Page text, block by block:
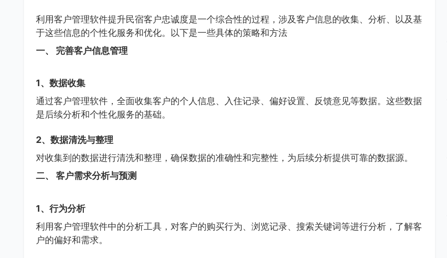
利用客户管理软件提升民宿客户忠诚度是一个综合性的过程，涉及客户信息的收集、分析、以及基
于这些信息的个性化服务和优化。以下是一些具体的策略和方法
一、 完善客户信息管理
1、数据收集
通过客户管理软件，全面收集客户的个人信息、入住记录、偏好设置、反馈意见等数据。这些数据
是后续分析和个性化服务的基础。
2、数据清洗与整理
对收集到的数据进行清洗和整理，确保数据的准确性和完整性，为后续分析提供可靠的数据源。
二、 客户需求分析与预测
1、行为分析
利用客户管理软件中的分析工具，对客户的购买行为、浏览记录、搜索关键词等进行分析，了解客
户的偏好和需求。